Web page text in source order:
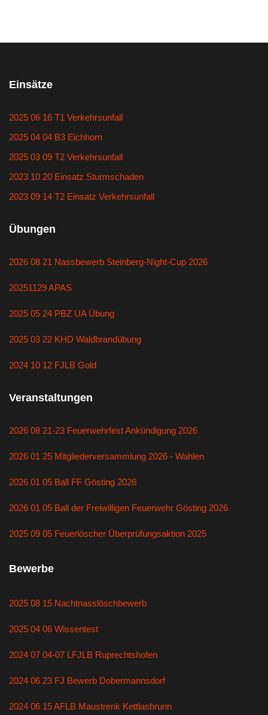
Einsätze
2025 06 16 T1 Verkehrsunfall
2025 04 04 B3 Eichhorn
2025 03 09 T2 Verkehrsunfall
2023 10 20 Einsatz Sturmschaden
2023 09 14 T2 Einsatz Verkehrsunfall
Übungen
2026 08 21 Nassbewerb Steinberg-Night-Cup 2026
20251129 APAS
2025 05 24 PBZ UA Übung
2025 03 22 KHD Waldbrandübung
2024 10 12 FJLB Gold
Veranstaltungen
2026 08 21-23 Feuerwehrfest Ankündigung 2026
2026 01 25 Mitgliederversammlung 2026 - Wahlen
2026 01 05 Ball FF Gösting 2026
2026 01 05 Ball der Freiwilligen Feuerwehr Gösting 2026
2025 09 05 Feuerlöscher Überprüfungsaktion 2025
Bewerbe
2025 08 15 Nachtnasslöschbewerb
2025 04 06 Wissentest
2024 07 04-07 LFJLB Ruprechtshofen
2024 06 23 FJ Bewerb Dobermannsdorf
2024 06 15 AFLB Maustrenk Kettlasbrunn